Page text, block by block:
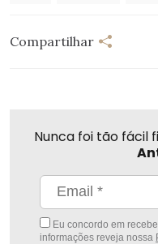
Compartilhar
Nunca foi tão fácil
Eu concordo em
informações reveja nossa